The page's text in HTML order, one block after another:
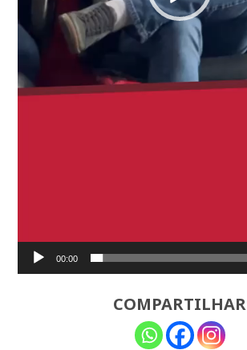
00:00
COMPARTILHAR